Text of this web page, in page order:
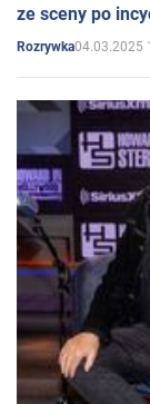
ze sceny po
Rozrywka04.03.2025